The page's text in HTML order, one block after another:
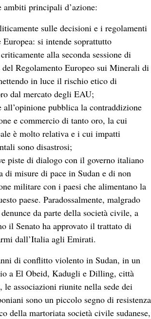
ambiti principali d’azione:
sulle decisioni e i regolamenti
Europea: si intende soprattutto
alla seconda sessione di
Regolamento Europeo sui Minerali di
in luce il rischio etico di
dal mercato degli EAU;
all’opinione pubblica la contraddizione
e commercio di tanto oro, la cui
è molto relativa e i cui impatti
sono disastrosi;
piste di dialogo con il governo italiano
di misure di pace in Sudan e di non
militare con i paesi che alimentano la
paese. Paradossalmente, malgrado
da parte della società civile, a
il Senato ha approvato il trattato di
dall’Italia agli Emirati.
di conflitto violento in Sudan, in un
a El Obeid, Kadugli e Dilling, città
le associazioni riunite nella sede dei
sono un piccolo segno di resistenza
della martoriata società civile sudanese,